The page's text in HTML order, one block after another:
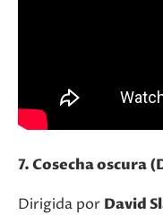
7. Cosecha oscura
Dirigida por David